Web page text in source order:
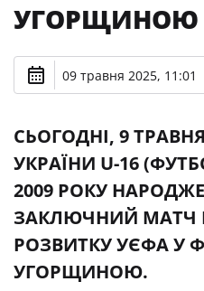
УГОРЩИНОЮ
09 травня 2025, 11:01
СЬОГОДНІ, 9
УКРАЇНИ U-16
2009 РОКУ
ЗАКЛЮЧНИЙ МАТЧ
РОЗВИТКУ УЄФА У
УГОРЩИНОЮ.